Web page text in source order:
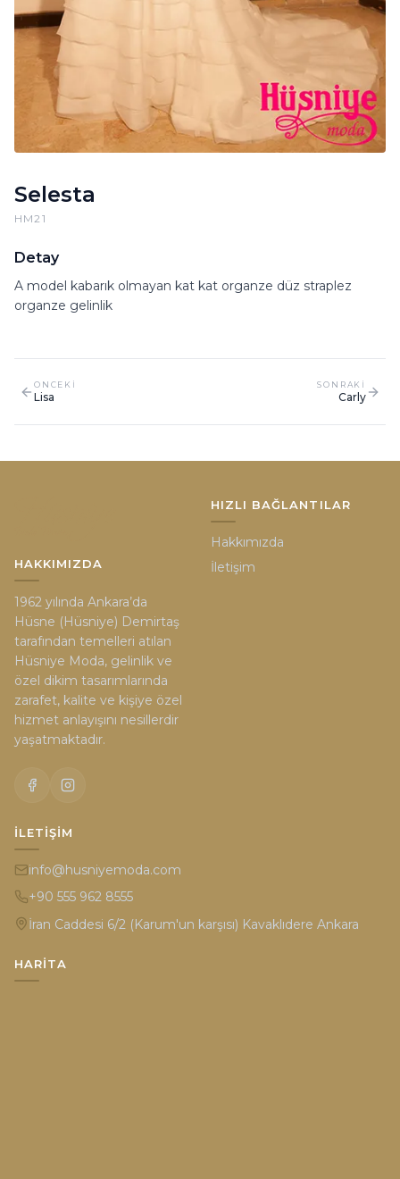
Selesta
HM21
Detay
A model kabarık olmayan kat kat organze düz straplez
organze gelinlik
ONCEKI
Lisa
SONRAKI
Carly
HAKKIMIZDA
1962 yılında Ankara’da
Hüsne (Hüsniye) Demirtaş
tarafından temelleri atılan
Hüsniye Moda, gelinlik ve
özel dikim tasarımlarında
zarafet, kalite ve kişiye özel
hizmet anlayışını nesillerdir
yaşatmaktadır.
HIZLI BAĞLANTILAR
Hakkımızda
İletişim
İLETIŞIM
info@husniyemoda.com
+90 555 962 8555
İran Caddesi 6/2 (Karum'un karşısı) Kavaklıdere Ankara
HARITA